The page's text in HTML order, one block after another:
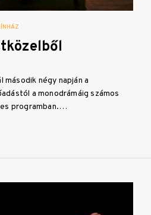
négy napján a
a monodrámáig számos
programban.…